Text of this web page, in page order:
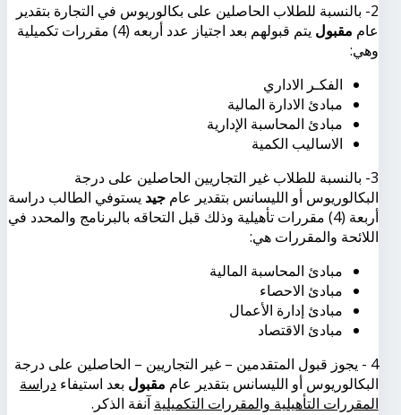
2- بالنسبة للطلاب الحاصلين على بكالوريوس في التجارة بتقدير
عام مقبول
يتم قبولهم بعد اجتياز عدد أربعه (4) مقررات تكميلية
وهي:
الفكـر الاداري
مبادئ الادارة المالية
مبادئ المحاسبة الإدارية
الاساليب الكمية
3- بالنسبة للطلاب غير التجاريين الحاصلين على درجة
البكالوريوس أو الليسانس بتقدير عامجيد يستوفي الطالب دراسة
أربعة (4) مقررات تأهيلية وذلك قبل التحاقه بالبرنامج والمحدد في
اللائحة والمقررات هي:
مبادئ المحاسبة المالية
مبادئ الاحصاء
مبادئ إدارة الأعمال
مبادئ الاقتصاد
4 - يجوز قبول المتقدمين – غير التجاريين – الحاصلين على درجة
البكالوريوس أو الليسانس بتقدير عام مقبول بعد استيفاءدراسة
المقررات التأهيلية والمقررات التكميلية آنفة الذكر.